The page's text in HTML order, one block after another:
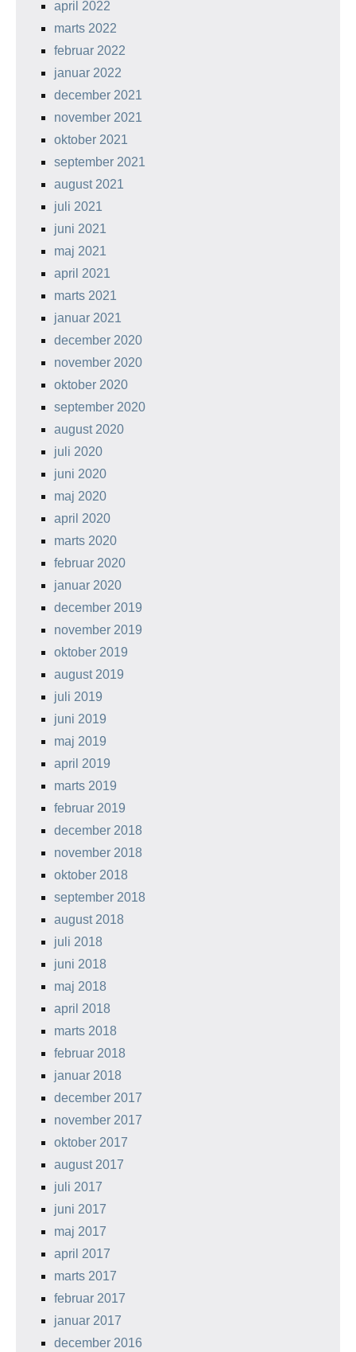
april 2022
marts 2022
februar 2022
januar 2022
december 2021
november 2021
oktober 2021
september 2021
august 2021
juli 2021
juni 2021
maj 2021
april 2021
marts 2021
januar 2021
december 2020
november 2020
oktober 2020
september 2020
august 2020
juli 2020
juni 2020
maj 2020
april 2020
marts 2020
februar 2020
januar 2020
december 2019
november 2019
oktober 2019
august 2019
juli 2019
juni 2019
maj 2019
april 2019
marts 2019
februar 2019
december 2018
november 2018
oktober 2018
september 2018
august 2018
juli 2018
juni 2018
maj 2018
april 2018
marts 2018
februar 2018
januar 2018
december 2017
november 2017
oktober 2017
august 2017
juli 2017
juni 2017
maj 2017
april 2017
marts 2017
februar 2017
januar 2017
december 2016